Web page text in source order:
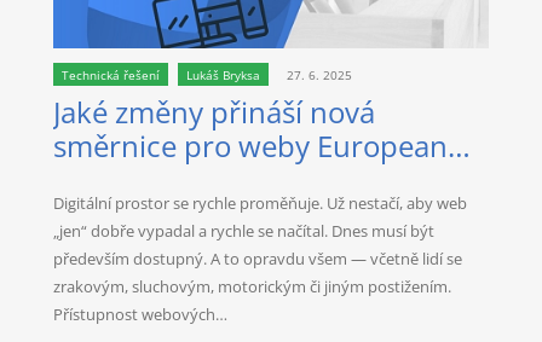
Technická řešení Lukáš Bryksa 27. 6. 2025
Jaké změny přináší nová
směrnice pro weby European
Digitální prostor se rychle proměňuje. Už nestačí, aby web
„jen“ dobře vypadal a rychle se načítal. Dnes musí být
především dostupný. A to opravdu všem — včetně lidí se
zrakovým, sluchovým, motorickým či jiným postižením.
Přístupnost webových…